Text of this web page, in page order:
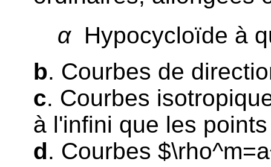
αHypocycloïde à
b. Courbes de
c. Courbes
à l'infini que les
d. Courbes